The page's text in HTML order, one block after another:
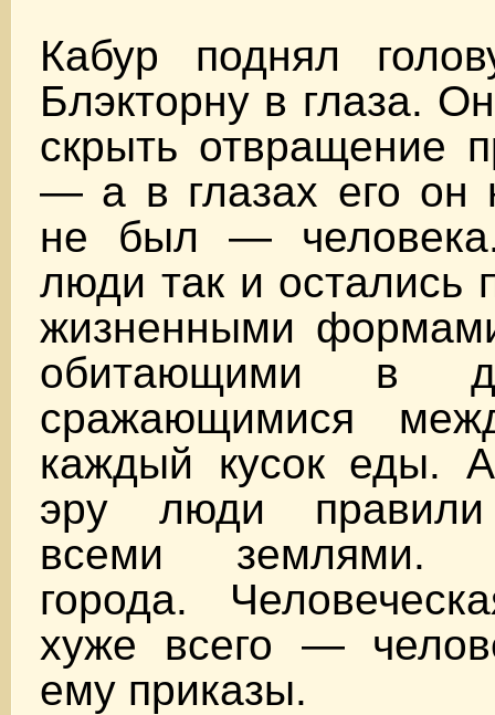
Кабур поднял
Блэкторну в глаза.
скрыть отвращение
— а в глазах его он
не был —
люди так и остались
жизненными
обитающими в
сражающимися
каждый кусок еды.
эру люди правили
всеми землями.
города.
хуже всего —
ему приказы.